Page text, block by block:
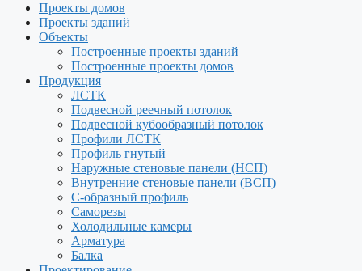
Проекты домов
Проекты зданий
Объекты
Построенные проекты зданий
Построенные проекты домов
Продукция
ЛСТК
Подвесной реечный потолок
Подвесной кубообразный потолок
Профили ЛСТК
Профиль гнутый
Наружные стеновые панели (НСП)
Внутренние стеновые панели (ВСП)
С-образный профиль
Саморезы
Холодильные камеры
Арматура
Балка